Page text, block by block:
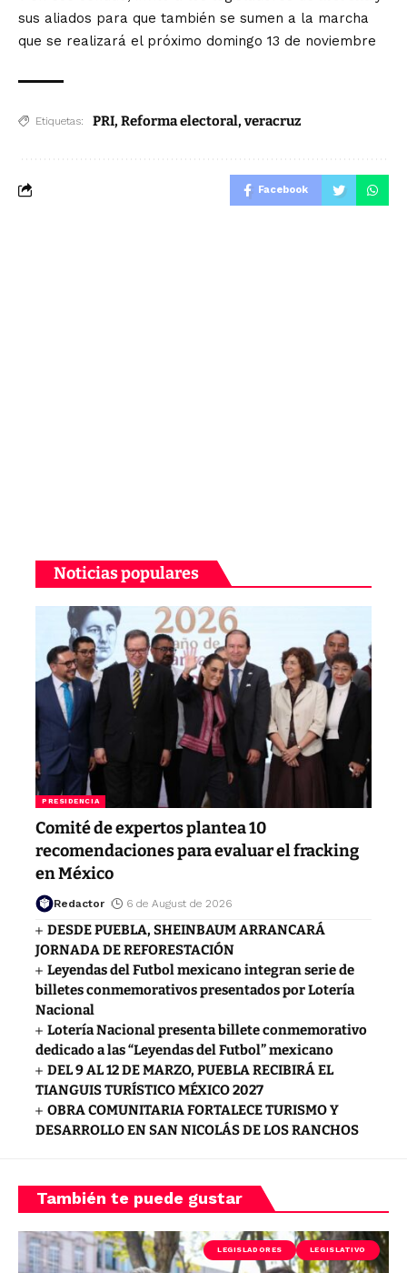
sus aliados para que también se sumen a la marcha
que se realizará el próximo domingo 13 de noviembre
Etiquetas: PRI, Reforma electoral, veracruz
Facebook
Noticias populares
PRESIDENCIA
Comité de expertos plantea 10
recomendaciones para evaluar el fracking
en México
Redactor 6 de August de 2026
DESDE PUEBLA, SHEINBAUM ARRANCARÁ
JORNADA DE REFORESTACIÓN
Leyendas del Futbol mexicano integran serie de
billetes conmemorativos presentados por Lotería
Nacional
Lotería Nacional presenta billete conmemorativo
dedicado a las “Leyendas del Futbol” mexicano
DEL 9 AL 12 DE MARZO, PUEBLA RECIBIRÁ EL
TIANGUIS TURÍSTICO MÉXICO 2027
OBRA COMUNITARIA FORTALECE TURISMO Y
DESARROLLO EN SAN NICOLÁS DE LOS RANCHOS
También te puede gustar
LEGISLADORES LEGISLATIVO